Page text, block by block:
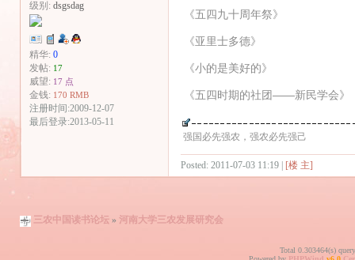
级别: dsgsdag
精华: 0
发帖: 17
威望: 17 点
金钱: 170 RMB
注册时间:2009-12-07
最后登录:2013-05-11
《五四九十周年祭》
《亚里士多德》
《小的是美好的》
《五四时期的社团——新民学会》
强国必先强农，强农必先强己
Posted: 2011-07-03 11:19 | [楼 主]
三农中国读书论坛 » 河南大学三农发展研究会
Total 0.303464(s)